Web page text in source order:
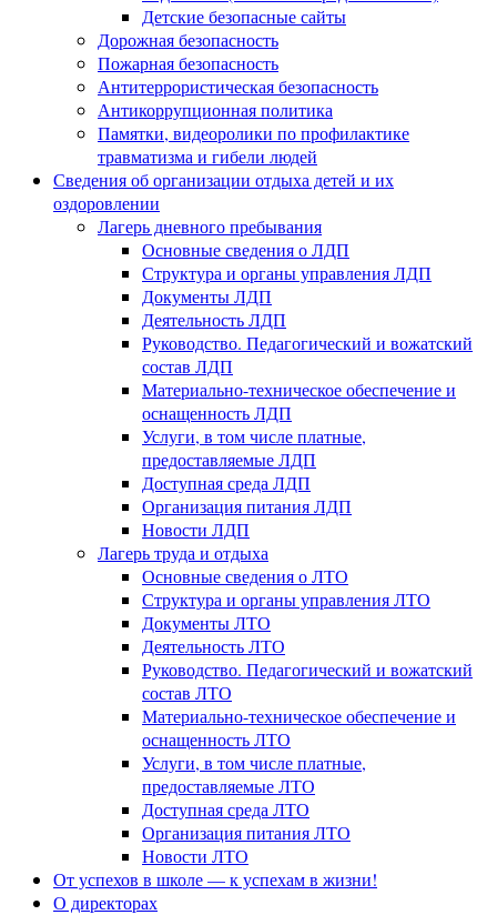
Детские безопасные сайты
Дорожная безопасность
Пожарная безопасность
Антитеррористическая безопасность
Антикоррупционная политика
Памятки, видеоролики по профилактике
травматизма и гибели людей
Сведения об организации отдыха детей и их
оздоровлении
Лагерь дневного пребывания
Основные сведения о ЛДП
Структура и органы управления ЛДП
Документы ЛДП
Деятельность ЛДП
Руководство. Педагогический и вожатский
состав ЛДП
Материально-техническое обеспечение и
оснащенность ЛДП
Услуги, в том числе платные,
предоставляемые ЛДП
Доступная среда ЛДП
Организация питания ЛДП
Новости ЛДП
Лагерь труда и отдыха
Основные сведения о ЛТО
Структура и органы управления ЛТО
Документы ЛТО
Деятельность ЛТО
Руководство. Педагогический и вожатский
состав ЛТО
Материально-техническое обеспечение и
оснащенность ЛТО
Услуги, в том числе платные,
предоставляемые ЛТО
Доступная среда ЛТО
Организация питания ЛТО
Новости ЛТО
От успехов в школе — к успехам в жизни!
О директорах